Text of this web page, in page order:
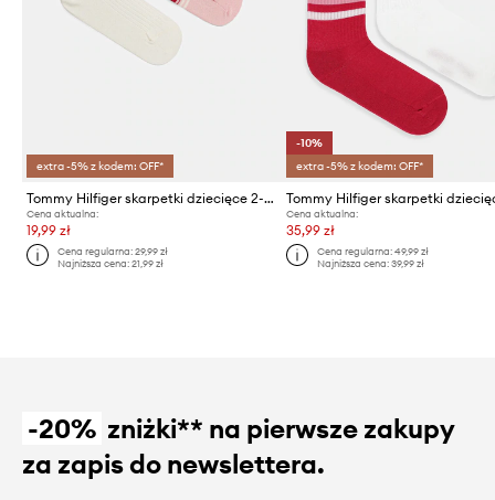
extra -5% z kodem: OFF*
Tommy Hilfiger skarpetki dziecięce 2-pack
Cena aktualna:
19,99 zł
Cena regularna:29,99 zł
Najniższa cena:21,99 zł
-10%
extra -5% z kodem: OFF*
Cena aktualna:
35,99 zł
Cena regularna: 49,99 zł
Najniższa cena: 39,99 zł
-20% zniżki** na pierwsze zakupy
za zapis do newslettera.